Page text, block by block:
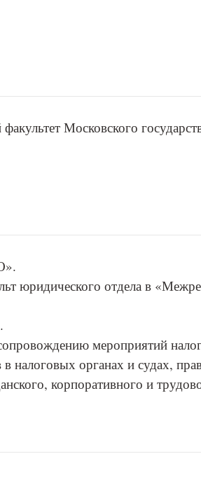
Московского
юридического отдела в
мероприятий
налоговых органах и судах,
корпоративного и